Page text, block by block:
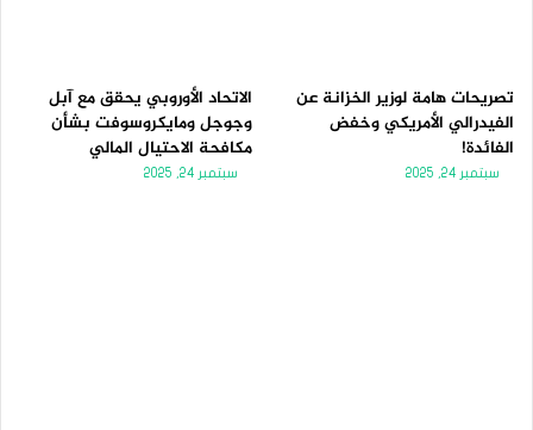
تصريحات هامة لوزير الخزانة عن
الفيدرالي الأمريكي وخفض
الفائدة!
سبتمبر 24, 2025
الاتحاد الأوروبي يحقق مع آبل
وجوجل ومايكروسوفت بشأن
مكافحة الاحتيال المالي
سبتمبر 24, 2025